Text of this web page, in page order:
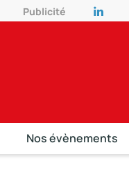
Publicité
Nos évènements